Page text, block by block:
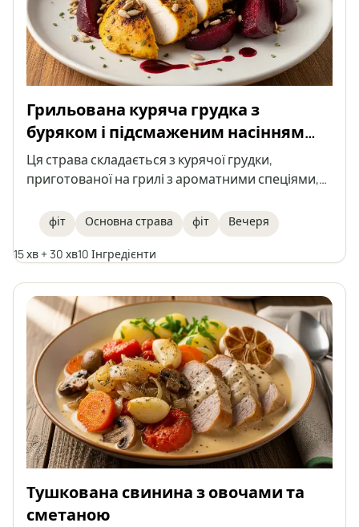
Грильована куряча грудка з
буряком і підсмаженим насінням
соняшника
Ця страва складається з курячої грудки,
приготованої на грилі з ароматними спеціями,
соняшника, полита малиновим бальзамічним
оцтом. Ідеальний фіт-обід, який поєднує високу
кількість білка з легкістю овочів і хрусткістю
фіт Основна страва фіт Вечеря
15 хв + 30 хв10 Інгредієнти
Тушкована свинина з овочами та
сметаною